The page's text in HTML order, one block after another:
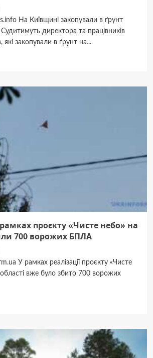
На Київщині закопували в ґрунт
Судитимуть директора та працівників
закопували в ґрунт на...
проєкту «Чисте небо» на
700 ворожих БПЛА
У рамках реалізації проєкту «Чисте
області вже було збито 700 ворожих